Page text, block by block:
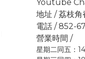
Youtube
地址 / 荔枝角
電話 / 852-
營業時間 /
星期二同五：